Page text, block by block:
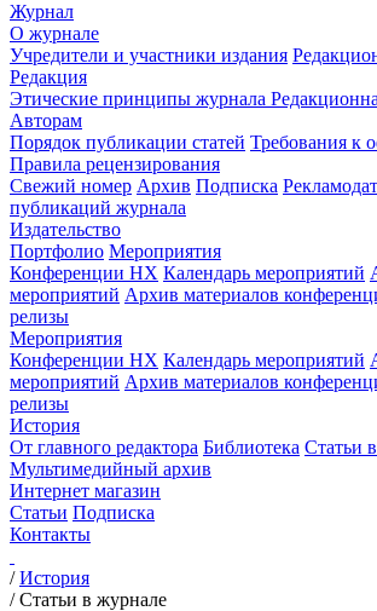
Журнал
О журнале
Учредители и участники издания
Редакция
Этические принципы журнала
Авторам
Порядок публикации статей Требования к
Правила рецензирования
Свежий номер Архив Подписка
публикаций журнала
Издательство
Портфолио Мероприятия
Конференции НХ Календарь мероприятий
мероприятий Архив материалов
релизы
Мероприятия
Конференции НХ Календарь мероприятий
мероприятий Архив материалов
релизы
История
От главного редактора Библиотека Статьи
Мультимедийный архив
Интернет магазин
Статьи Подписка
Контакты
/История
/Статьи в журнале